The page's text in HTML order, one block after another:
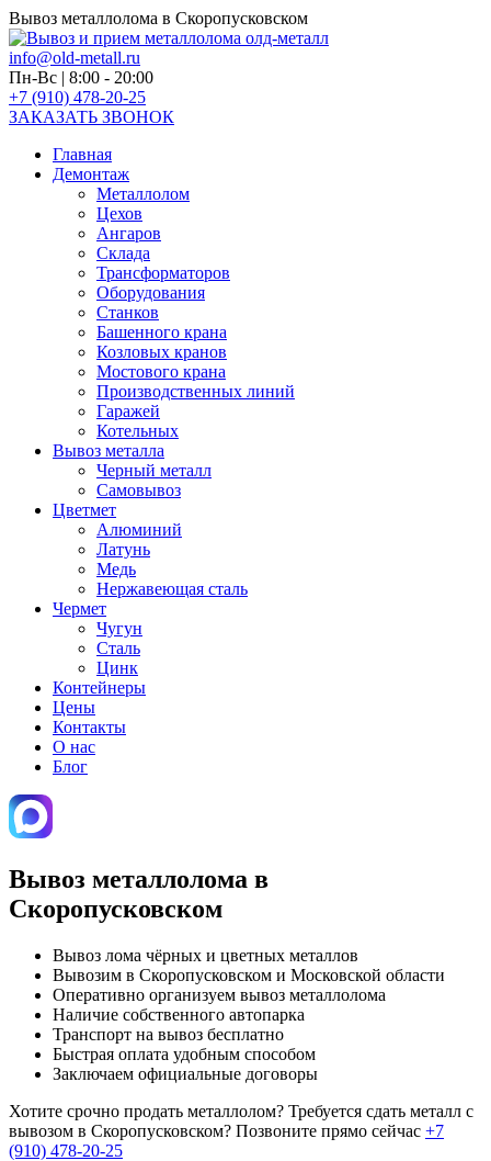
Вывоз металлолома в Скоропусковском
info@old-metall.ru
Пн-Вс | 8:00 - 20:00
+7 (910) 478-20-25
ЗАКАЗАТЬ ЗВОНОК
Главная
Демонтаж
Металлолом
Цехов
Ангаров
Склада
Трансформаторов
Оборудования
Станков
Башенного крана
Козловых кранов
Мостового крана
Производственных линий
Гаражей
Котельных
Вывоз металла
Черный металл
Самовывоз
Цветмет
Алюминий
Латунь
Медь
Нержавеющая сталь
Чермет
Чугун
Сталь
Цинк
Контейнеры
Цены
Контакты
О нас
Блог
Вывоз металлолома в
Скоропусковском
Вывоз лома чёрных и цветных металлов
Вывозим в Скоропусковском и Московской области
Оперативно организуем вывоз металлолома
Наличие собственного автопарка
Транспорт на вывоз бесплатно
Быстрая оплата удобным способом
Заключаем официальные договоры
Хотите срочно продать металлолом? Требуется сдать металл с
вывозом в Скоропусковском? Позвоните прямо сейчас +7
(910) 478-20-25